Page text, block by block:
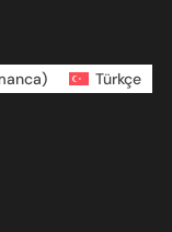
) Türkçe